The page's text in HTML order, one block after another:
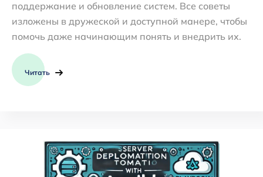
поддержание и обновление систем. Все советы
изложены в дружеской и доступной манере, чтобы
помочь даже начинающим понять и внедрить их.
Читать